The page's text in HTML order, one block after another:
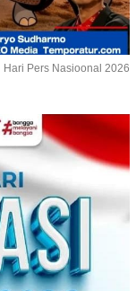
Hari Pers Nasioonal 2026